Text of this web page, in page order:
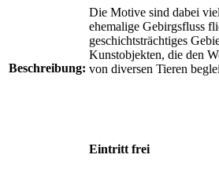
Beschreibung:
Die Motive sind dabei
ehemalige Gebirgsfluss
geschichtsträchtiges
Kunstobjekten, die den
von diversen Tieren
Eintritt frei